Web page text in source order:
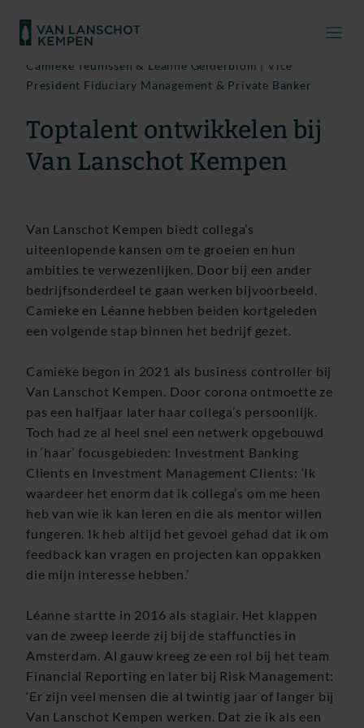
Camieke Teunissen & Léanne Gelderblom | Vice
President Fiduciary Management & Private Banker
Toptalent ontwikkelen bij
Van Lanschot Kempen
Van Lanschot Kempen biedt collega’s
uiteenlopende kansen om te groeien en hun
ambities te verwezenlijken. Door bij een ander
bedrijfsonderdeel te gaan werken bijvoorbeeld.
Camieke en Léanne hebben beiden kortgeleden
een volgende stap binnen het bedrijf gezet.
Camieke begon in 2021 als business controller bij
Van Lanschot Kempen. Door corona ontmoette ze
pas een halfjaar later haar collega’s persoonlijk.
Toch had ze al heel snel een netwerk opgebouwd
in ‘haar’ focusgebieden: Investment Banking
Clients en Investment Management Clients: ‘Ik
waardeer het enorm dat ik collega’s om me heen
heb van wie ik kan leren en die als mentor willen
fungeren. Ik heb altijd het gevoel gehad dat ik om
feedback kan vragen en projecten kan oppakken
die mijn interesse hebben.’
Léanne startte in 2016 als stagiair. Het klappen
van de zweep leerde zij bij de staffuncties in
Amsterdam. Al gauw kreeg ze een rol bij het team
Financial Reporting en later bij Risk Management:
‘Er zijn veel mensen die al twintig jaar of langer bij
Van Lanschot Kempen werken. Dat zie ik als een